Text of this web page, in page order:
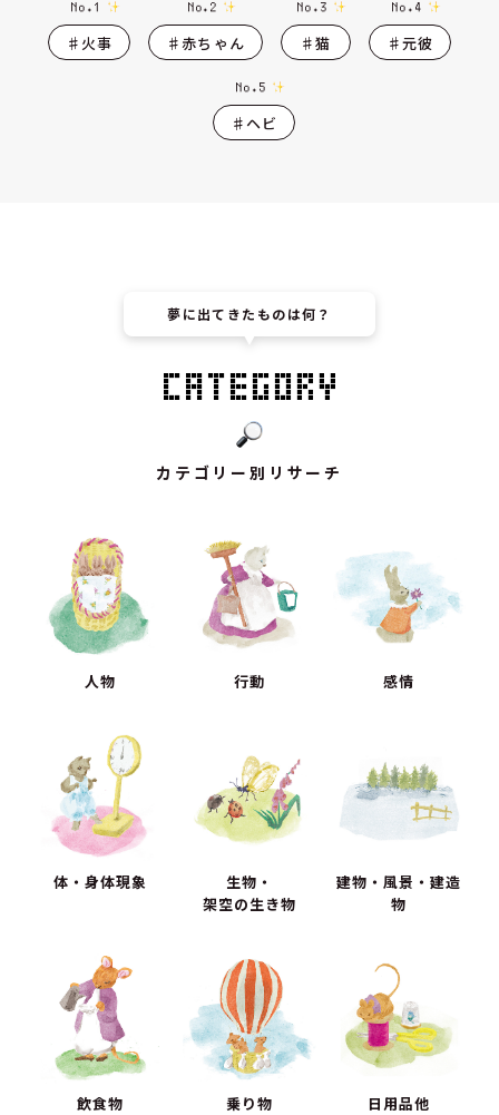
♯火事 ♯赤ちゃん ♯猫 ♯元彼
♯ヘビ
夢に出てきたものは何？
カテゴリー別リサーチ
人物 行動 感情
体・身体現象
生物・
架空の生き物
建物・風景・建造
物
飲食物 乗り物 日用品他